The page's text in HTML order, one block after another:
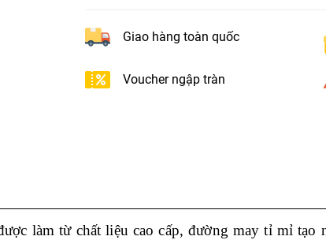
Giao hàng toàn quốc
Voucher ngập tràn
làm từ chất liệu cao cấp, đường may tỉ mỉ tạo